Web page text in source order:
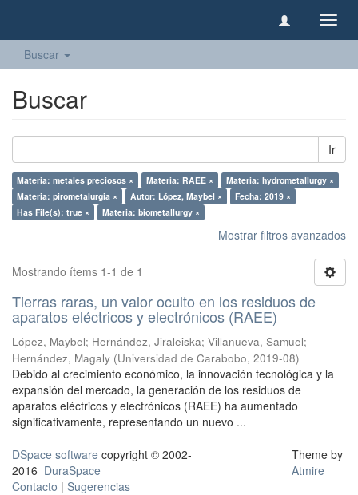
Buscar
Buscar
Ir
Materia: metales preciosos × Materia: RAEE ×
Materia: hydrometallurgy ×
Materia: pirometalurgia ×
Autor: López, Maybel ×
Fecha: 2019 ×
Has File(s): true ×
Materia: biometallurgy ×
Mostrar filtros avanzados
Mostrando ítems 1-1 de 1
Tierras raras, un valor oculto en los residuos de
aparatos eléctricos y electrónicos (RAEE)
López, Maybel; Hernández, Jiraleiska; Villanueva, Samuel;
Hernández, Magaly (Universidad de Carabobo, 2019-08)
Debido al crecimiento económico, la innovación tecnológica y la
expansión del mercado, la generación de los residuos de
aparatos eléctricos y electrónicos (RAEE) ha aumentado
significativamente, representando un nuevo ...
DSpace software copyright © 2002-
2016 DuraSpace
Contacto | Sugerencias
Theme by
Atmire